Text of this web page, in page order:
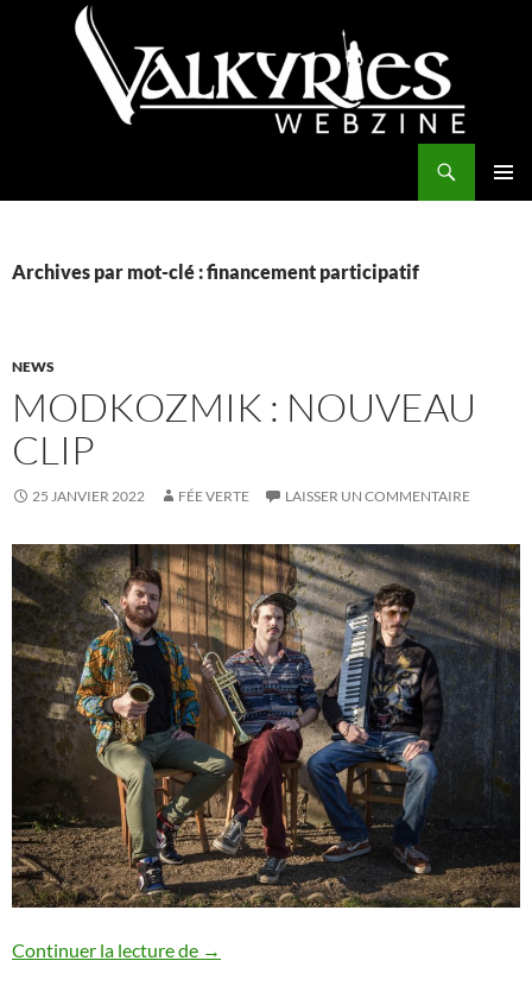
Archives par mot-clé : financement participatif
NEWS
MODKOZMIK : NOUVEAU
CLIP
25 JANVIER 2022 FÉE VERTE LAISSER UN COMMENTAIRE
Continuer la lecture de Modkozmik : nouveau clip
→